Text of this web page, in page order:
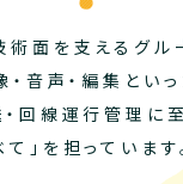
術面を支えるグル
・音声・編集とい
回線運行管理に至
」を担っています